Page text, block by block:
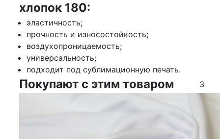
хлопок 180:
эластичность;
прочность и износостойкость;
воздухопроницаемость;
универсальность;
подходит под сублимационную печать.
Покупают с этим товаром 3